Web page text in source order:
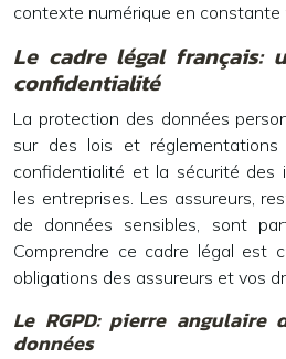
contexte numérique en constante
Le cadre légal français:
confidentialité
La protection des données
sur des lois et
confidentialité et la sécurité des
les entreprises. Les assureurs,
de données sensibles, sont
Comprendre ce cadre légal est
obligations des assureurs et vos
Le RGPD: pierre
données